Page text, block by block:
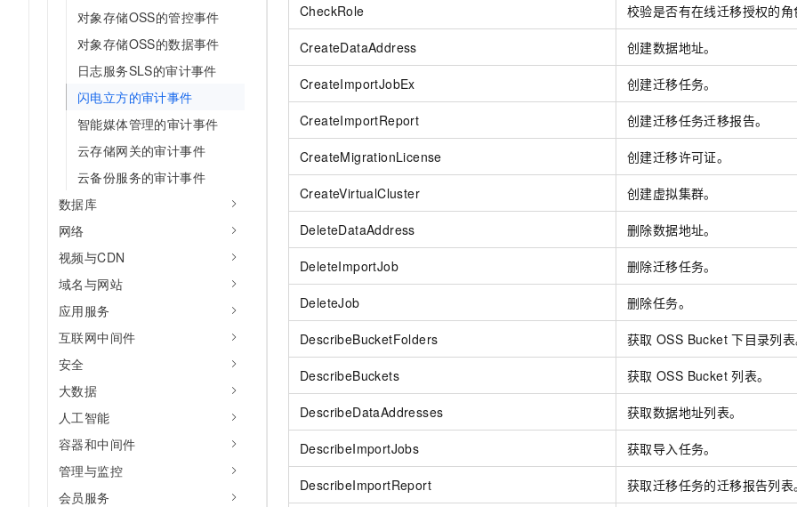
对象存储OSS的管控事件
对象存储OSS的数据事件
日志服务SLS的审计事件
闪电立方的审计事件
智能媒体管理的审计事件
云存储网关的审计事件
云备份服务的审计事件
数据库
网络
视频与CDN
域名与网站
应用服务
互联网中间件
安全
大数据
人工智能
容器和中间件
管理与监控
会员服务
CheckRole 校验是否有在线迁移授权的角
CreateDataAddress 创建数据地址。
CreateImportJobEx 创建迁移任务。
CreateImportReport 创建迁移任务迁移报告。
CreateMigrationLicense 创建迁移许可证。
CreateVirtualCluster 创建虚拟集群。
DeleteDataAddress 删除数据地址。
DeleteImportJob 删除迁移任务。
DeleteJob 删除任务。
DescribeBucketFolders 获取 OSS Bucket 下目录列
DescribeBuckets 获取 OSS Bucket 列表。
DescribeDataAddresses 获取数据地址列表。
DescribeImportJobs 获取导入任务。
DescribeImportReport 获取迁移任务的迁移报告列表